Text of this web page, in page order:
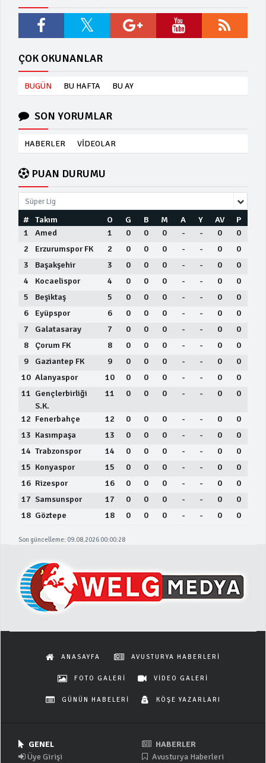
ÇOK OKUNANLAR
BUGÜN BU HAFTA BU AY
SON YORUMLAR
HABERLER VİDEOLAR
PUAN DURUMU
Süper Lig
# Takım O G B M A Y AV
P
1
Amed 1 0 0 0 - - 0
0
2
Erzurumspor FK 2 0 0 0 - - 0
0
3
Başakşehir 3 0 0 0 - - 0
0
4
Kocaelispor 4 0 0 0 - - 0
0
5
Beşiktaş 5 0 0 0 - - 0
0
6
Eyüpspor 6 0 0 0 - - 0
0
7
Galatasaray 7 0 0 0 - - 0
0
8
Çorum FK 8 0 0 0 - - 0
0
9
Gaziantep FK 9 0 0 0 - - 0
0
10 Alanyaspor 10 0 0 0 - - 0
0
11 Gençlerbirliği
S.K.
11 0 0 0 - - 0 0
12 Fenerbahçe 12 0 0 0 - - 0
0
13 Kasımpaşa 13 0 0 0 - - 0
0
14 Trabzonspor 14 0 0 0 - - 0
0
15 Konyaspor 15 0 0 0 - - 0
0
16 Rizespor 16 0 0 0 - - 0
0
17 Samsunspor 17 0 0 0 - - 0
0
18 Göztepe 18 0 0 0 - - 0 0
Son güncelleme: 09.08.2026 00:00:28
ANASAYFA AVUSTURYA HABERLERİ
FOTO GALERİ VİDEO GALERİ
GÜNÜN HABELERİ KÖŞE YAZARLARI
GENEL
Üye Girişi
HABERLER
Avusturya Haberleri